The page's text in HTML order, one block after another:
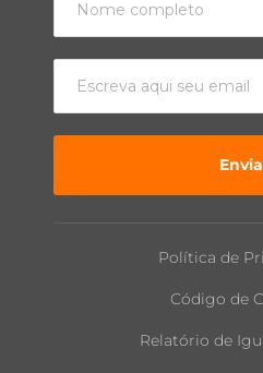
Política de
Código de
Relatório de